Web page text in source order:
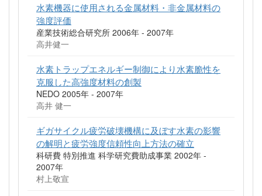
水素機器に使用される金属材料・非金属材料の
強度評価
産業技術総合研究所 2006年 - 2007年
高井健一
水素トラップエネルギー制御により水素脆性を
克服した高強度材料の創製
NEDO 2005年 - 2007年
高井 健一
ギガサイクル疲労破壊機構に及ぼす水素の影響
の解明と疲労強度信頼性向上方法の確立
科研費 特別推進 科学研究費助成事業 2002年 -
2007年
村上敬宣